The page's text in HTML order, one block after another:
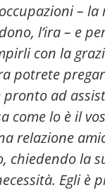
– la
l’ira – e
con la
potrete
pronto ad
come lo è il
relazione
chiedendo la
Egli è